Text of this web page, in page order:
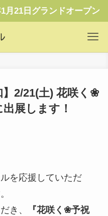
月21日グランドオープン
】2/21(土) 花咲く❀
展します！
を応援していただ
き、
『花咲く❀予祝